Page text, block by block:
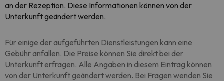
an der Rezeption. Diese Informationen können von der
Unterkunft geändert werden.
Für einige der aufgeführten Dienstleistungen kann eine
Gebühr anfallen. Die Preise können Sie direkt bei der
Unterkunft erfragen. Alle Angaben in diesem Eintrag können
von der Unterkunft geändert werden. Bei Fragen wenden Sie